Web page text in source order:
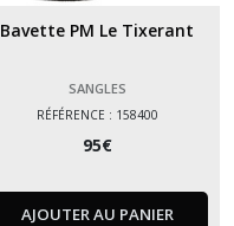
Bavette PM Le Tixerant
SANGLES
RÉFÉRENCE : 158400
95€
AJOUTER AU PANIER